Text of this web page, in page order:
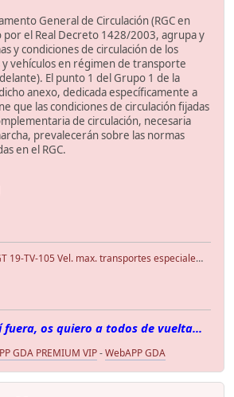
General de Circulación (RGC en
el Real Decreto 1428/2003, agrupa y
y condiciones de circulación de los
y vehículos en régimen de transporte
El punto 1 del Grupo 1 de la
anexo, dedicada específicamente a
que las condiciones de circulación fijadas
de circulación, necesaria
prevalecerán sobre las normas
en el RGC.
19-TV-105 Vel. max. transportes especiales.pdf
fuera, os quiero a todos de vuelta...
GDA PREMIUM VIP-WebAPP GDA